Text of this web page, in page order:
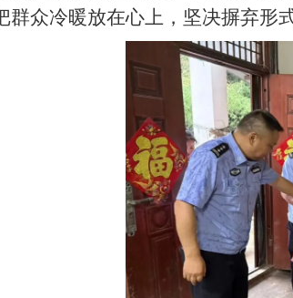
群众冷暖放在心上，坚决摒弃